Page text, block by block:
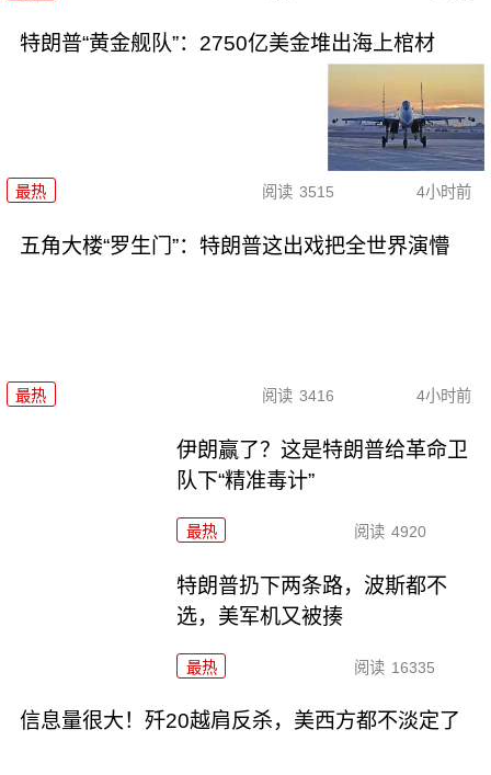
特朗普“黄金舰队”：2750亿美金堆出海上棺材
最热 阅读 3515 4小时前
五角大楼“罗生门”：特朗普这出戏把全世界演懵
最热 阅读 3416 4小时前
伊朗赢了？这是特朗普给革命卫
队下“精准毒计”
最热 阅读 4920
特朗普扔下两条路，波斯都不
选，美军机又被揍
最热 阅读 16335
信息量很大！歼20越肩反杀，美西方都不淡定了